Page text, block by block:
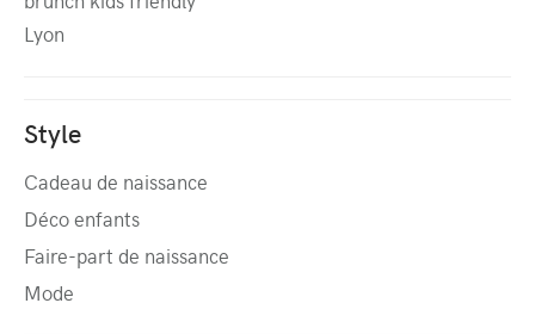
Lyon
Style
Cadeau de naissance
Déco enfants
Faire-part de naissance
Mode